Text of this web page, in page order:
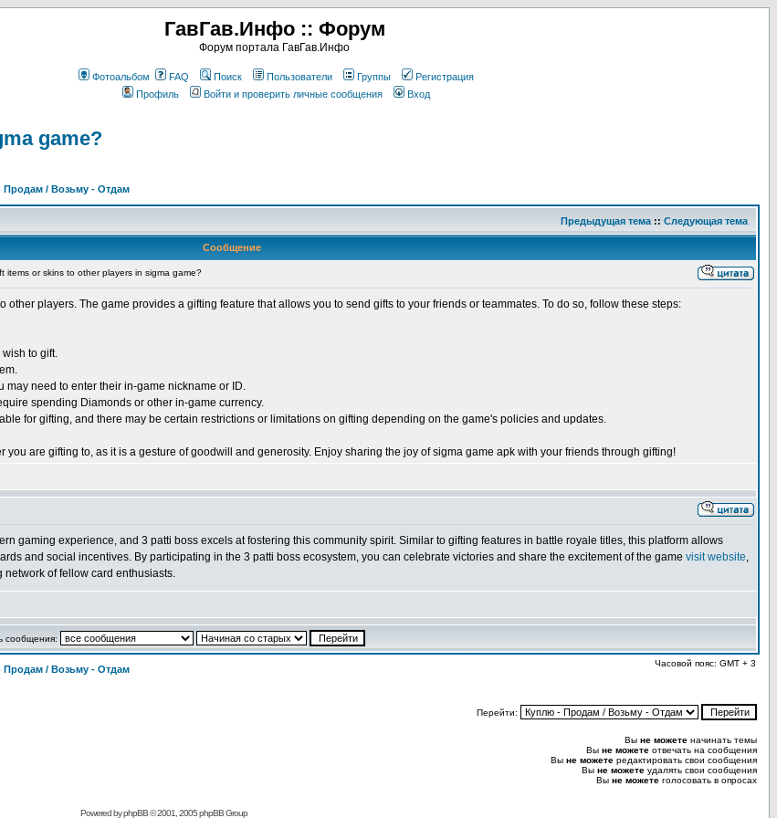
ГавГав.Инфо :: Форум
Форум портала ГавГав.Инфо
Фотоальбом FAQ Поиск Пользователи Группы
Регистрация
Профиль
Войти и проверить личные сообщения Вход
game?
Продам / Возьму - Отдам
Предыдущая тема :: Следующая тема
Сообщение
items or skins to other players in sigma game?
other players. The game provides a gifting feature that allows you to send gifts to your friends or teammates. To do so, follow these steps:
to gift.
may need to enter their in-game nickname or ID.
spending Diamonds or other in-game currency.
for gifting, and there may be certain restrictions or limitations on gifting depending on the game's policies and updates.
are gifting to, as it is a gesture of goodwill and generosity. Enjoy sharing the joy of sigma game apk with your friends through gifting!
gaming experience, and 3 patti boss excels at fostering this community spirit. Similar to gifting features in battle royale titles, this platform allows
and social incentives. By participating in the 3 patti boss ecosystem, you can celebrate victories and share the excitement of the game visit website,
of fellow card enthusiasts.
сообщения:
Продам / Возьму - Отдам
Часовой пояс: GMT + 3
Перейти:
Вы не можете начинать темы
Вы не можете отвечать на сообщения
Вы не можете редактировать свои сообщения
Вы не можете удалять свои сообщения
Вы не можете голосовать в опросах
Powered byphpBB© 2001, 2005 phpBB Group